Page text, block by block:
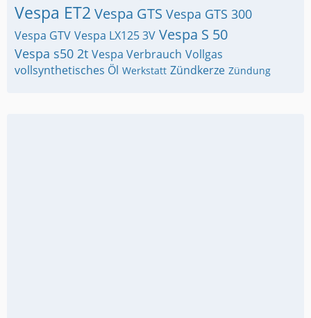
Vespa ET2 Vespa GTS Vespa GTS 300
Vespa GTV Vespa LX125 3V Vespa S 50
Vespa s50 2t Vespa Verbrauch Vollgas
vollsynthetisches Öl Werkstatt Zündkerze Zündung